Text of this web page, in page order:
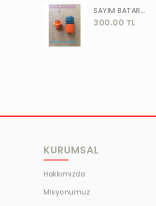
ÖZTUTAR
DEKOR
TUDOR
MRC
BİLKAT
BHD
EGM
SAYIM BATARYA BAĞLANTI ADAPTÖRÜ OTOMATİK BATARYA BAGLANTISI 2 Lİ
300.00 TL
KURUMSAL
Hakkımızda
Misyonumuz